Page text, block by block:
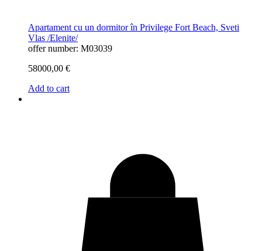
Apartament cu un dormitor în Privilege Fort Beach, Sveti
Vlas /Elenite/
offer number: M03039
58000,00 €
Add to cart